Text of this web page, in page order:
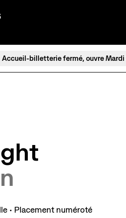
Accueil-billetterie fermé, ouvre Mardi
• Placement numéroté